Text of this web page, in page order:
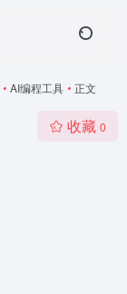
• AI编程工具 • 正文
收藏 0